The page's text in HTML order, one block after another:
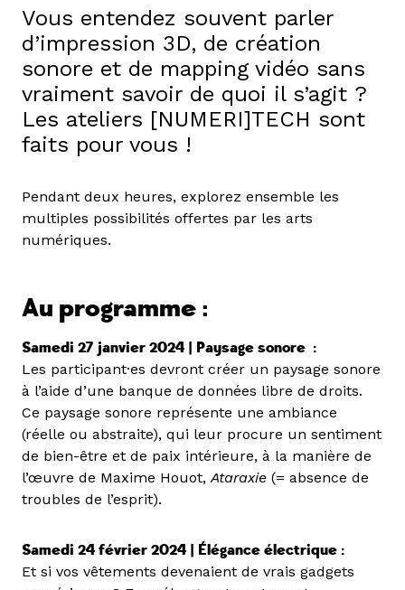
Vous entendez souvent parler
d’impression 3D, de création
sonore et de mapping vidéo sans
vraiment savoir de quoi il s’agit ?
Les ateliers [NUMERI]TECH sont
faits pour vous !
Pendant deux heures, explorez ensemble les
multiples possibilités offertes par les arts
numériques.
Au programme :
Samedi 27 janvier 2024 | Paysage sonore :
Les participant·es devront créer un paysage sonore
à l’aide d’une banque de données libre de droits.
Ce paysage sonore représente une ambiance
(réelle ou abstraite), qui leur procure un sentiment
de bien-être et de paix intérieure, à la manière de
l’œuvre de Maxime Houot,Ataraxie (= absence de
troubles de l’esprit).
Samedi 24 février 2024 | Élégance électrique :
Et si vos vêtements devenaient de vrais gadgets